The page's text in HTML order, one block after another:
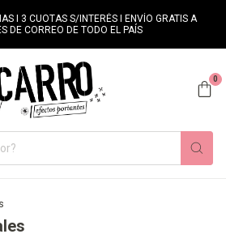
I 3 CUOTAS S/INTERÉS I ENVÍO GRATIS A
DE CORREO DE TODO EL PAÍS
0